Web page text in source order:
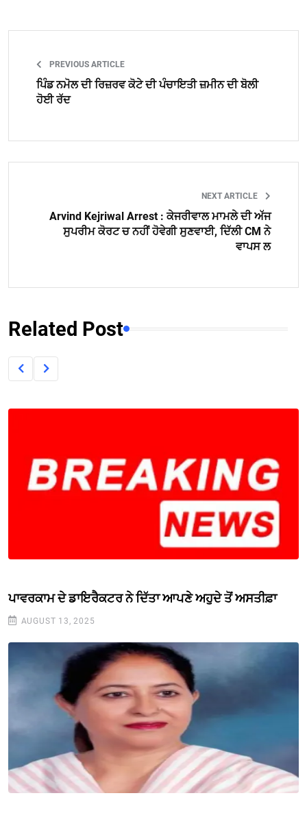
PREVIOUS ARTICLE
ਪਿੰਡ ਨਮੋਲ ਦੀ ਰਿਜ਼ਰਵ ਕੋਟੇ ਦੀ ਪੰਚਾਇਤੀ ਜ਼ਮੀਨ ਦੀ ਬੋਲੀ
ਹੋਈ ਰੱਦ
NEXT ARTICLE
Arvind Kejriwal Arrest : ਕੇਜਰੀਵਾਲ ਮਾਮਲੇ ਦੀ ਅੱਜ
ਸੁਪਰੀਮ ਕੋਰਟ ਚ ਨਹੀਂ ਹੋਵੇਗੀ ਸੁਣਵਾਈ, ਦਿੱਲੀ CM ਨੇ
ਵਾਪਸ ਲ
Related Post
ਪਾਵਰਕਾਮ ਦੇ ਡਾਇਰੈਕਟਰ ਨੇ ਦਿੱਤਾ ਆਪਣੇ ਅਹੁਦੇ ਤੋਂ ਅਸਤੀਫ਼ਾ
AUGUST 13, 2025